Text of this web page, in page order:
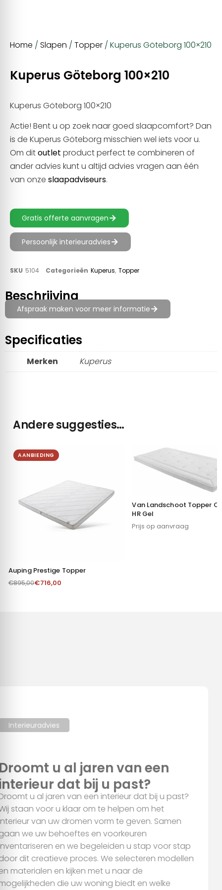
Toestemming Details
Deze website maakt gebruik van cookies
We gebruiken cookies om content en advertenties te
Home / Slapen / Topper / Kuperus Göteborg 100×210
Kuperus Göteborg 100×210
Kuperus Göteborg 100×210
Actie! Bent u op zoek naar goed slaapcomfort? Dan
is de Kuperus Göteborg misschien wel iets voor u.
Om ditoutlet product perfect te combineren of
ander advies kunt u altijd advies vragen aan één
van onze slaapadviseurs.
Gratis offerte aanvragen
Persoonlijk interieuradvies
SKU 5104 Categorieën Kuperus, Topper
Beschrijving
Afspraak maken voor meer informatie
Specificaties
Merken Kuperus
Andere suggesties…
AANBIEDING
Auping Prestige Topper
€895,00€716,00
Van Landschoot Topper
HR Gel
Prijs op aanvraag
Interieuradvies
Droomt u al jaren van een
interieur dat bij u past?
Droomt u al jaren van een interieur dat bij u past?
Wij staan voor u klaar om te helpen om het
interieur van uw dromen vorm te geven. Samen
gaan we uw behoeftes en voorkeuren
inventariseren en we begeleiden u stap voor stap
door dit creatieve proces. We selecteren modellen
en materialen en kijken met u naar de
mogelijkheden die uw woning biedt en welke